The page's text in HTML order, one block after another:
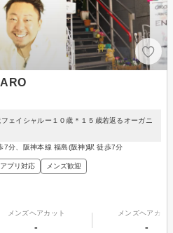
ェイシャルー１０歳＊１５歳若返るオーガニ
7分、阪神本線 福島(阪神)駅 徒歩7分
プリ対応 メンズ歓迎
メンズヘアカット
-
メンズヘアカラ
-